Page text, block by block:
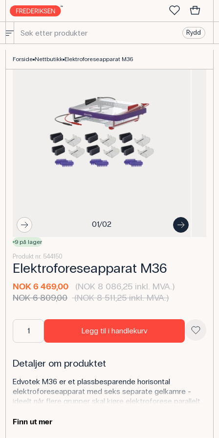
Rydd
Forside Nettbutikk Elektroforeseapparat M36
01/02
9 på lager
Produkt nr. 544150
Elektroforeseapparat M36
NOK 6 469,00
(NOK 8 086,25 inkl. MVA.)
NOK 6 809,00 (NOK 8 511,25 inkl. MVA.)
Legg til i handlekurv
Detaljer om produktet
Edvotek M36 er et plassbesparende horisontal
elektroforeseapparat med seks separate gelkamre -
ideelt når flere grupper skal kjøre elektroforese parallelt.
platinaelektrodene på begge sider er beskyttet av
Finn ut mer